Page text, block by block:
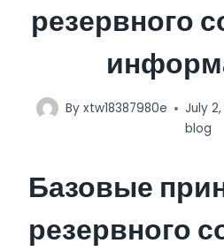
резервного
By xtw18387980e July
blog
Базовые
резервного